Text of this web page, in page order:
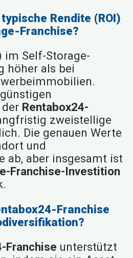
Rendite (ROI)
Franchise?
im Self-Storage-
höher als bei
Rentabox24-
zweistellige
Die genauen Werte
und
ab, aber insgesamt ist
Franchise-Investition
Franchise
Franchise unterstützt